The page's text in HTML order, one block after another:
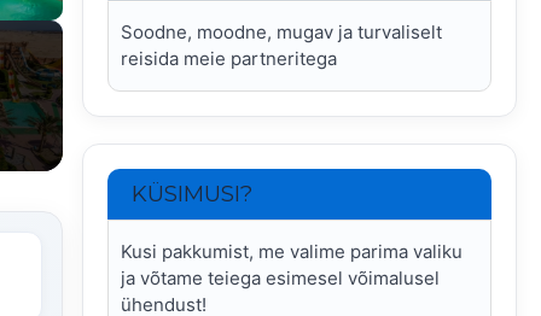
Soodne, moodne, mugav ja turvaliselt
reisida meie partneritega
KÜSIMUSI?
Kusi pakkumist, me valime parima valiku
ja võtame teiega esimesel võimalusel
ühendust!